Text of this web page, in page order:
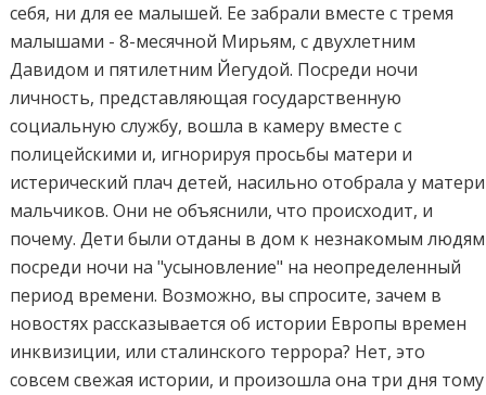
себя, ни для ее малышей. Ее забрали вместе с тремя
малышами - 8-месячной Мирьям, с двухлетним
Давидом и пятилетним Йегудой. Посреди ночи
личность, представляющая государственную
социальную службу, вошла в камеру вместе с
полицейскими и, игнорируя просьбы матери и
истерический плач детей, насильно отобрала у матери
мальчиков. Они не объяснили, что происходит, и
почему. Дети были отданы в дом к незнакомым людям
посреди ночи на "усыновление" на неопределенный
период времени. Возможно, вы спросите, зачем в
новостях рассказывается об истории Европы времен
инквизиции, или сталинского террора? Нет, это
совсем свежая истории, и произошла она три дня тому